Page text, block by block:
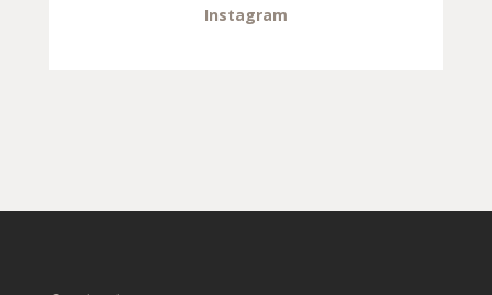
Instagram